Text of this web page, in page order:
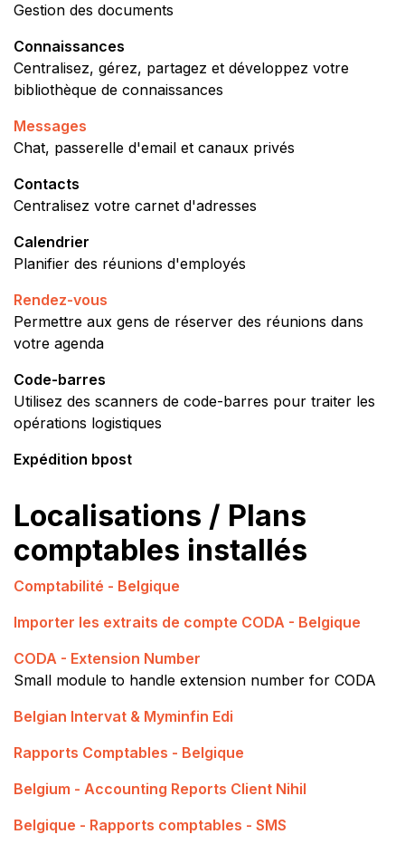
Gestion des documents
Connaissances
Centralisez, gérez, partagez et développez votre
bibliothèque de connaissances
Messages
Chat, passerelle d'email et canaux privés
Contacts
Centralisez votre carnet d'adresses
Calendrier
Planifier des réunions d'employés
Rendez-vous
Permettre aux gens de réserver des réunions dans
votre agenda
Code-barres
Utilisez des scanners de code-barres pour traiter les
opérations logistiques
Expédition bpost
Localisations / Plans
comptables installés
Comptabilité - Belgique
Importer les extraits de compte CODA - Belgique
CODA - Extension Number
Small module to handle extension number for CODA
Belgian Intervat & Myminfin Edi
Rapports Comptables - Belgique
Belgium - Accounting Reports Client Nihil
Belgique - Rapports comptables - SMS